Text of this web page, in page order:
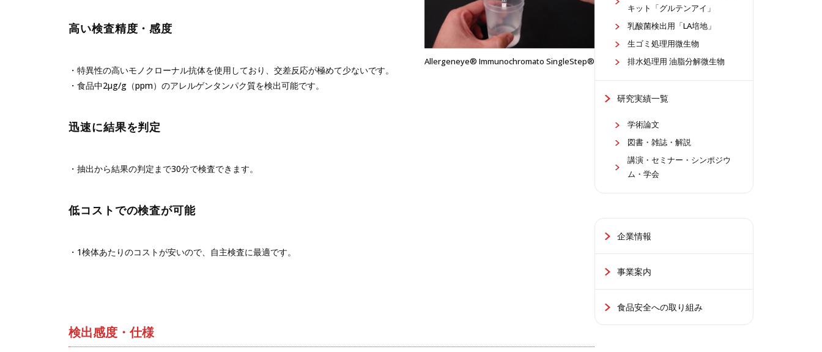
Allergeneye® Immunochromato SingleStep®
高い検査精度・感度
特異性の高いモノクローナル抗体を使用しており、交差反応が極めて少ないです。
食品中2μg/g（ppm）のアレルゲンタンパク質を検出可能です。
迅速に結果を判定
抽出から結果の判定まで30分で検査できます。
低コストでの検査が可能
1検体あたりのコストが安いので、自主検査に最適です。
検出感度・仕様
キット「グルテンアイ」
乳酸菌検出用「LA培地」
生ゴミ処理用微生物
排水処理用 油脂分解微生物
研究実績一覧
学術論文
図書・雑誌・解説
講演・セミナー・シンポジウ
ム・学会
企業情報
事業案内
食品安全への取り組み